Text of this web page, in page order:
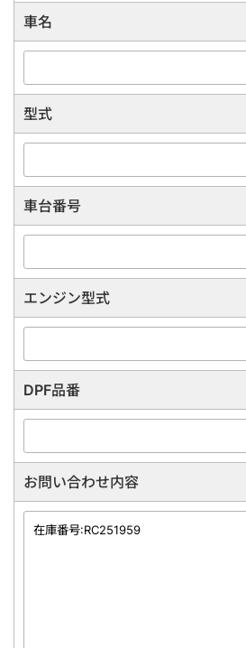
車名
型式
車台番号
エンジン型式
DPF品番
お問い合わせ内容